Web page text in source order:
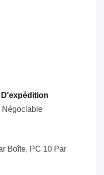
Négociable
Boîte, PC 10 Par